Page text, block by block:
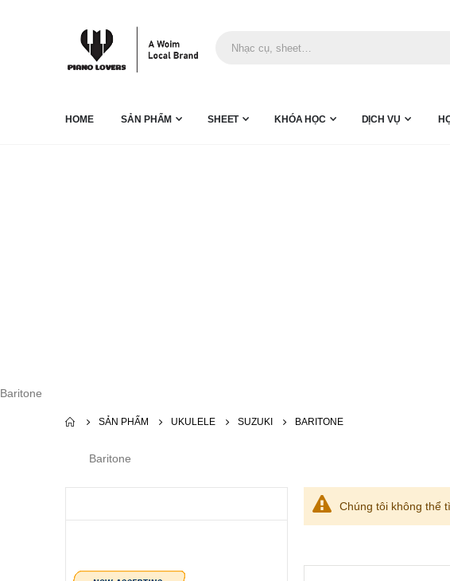
HOME SẢN PHẨM SHEET KHÓA HỌC DỊCH VỤ
Baritone
SẢN PHẨM UKULELE SUZUKI BARITONE
Baritone
Chúng tôi không thể